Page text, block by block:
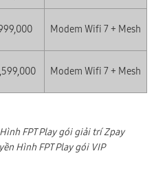
Modem Wifi 7 + Mesh
Modem Wifi 7 + Mesh
FPT Play gói giải trí Zpay
Hình FPT Play gói VIP